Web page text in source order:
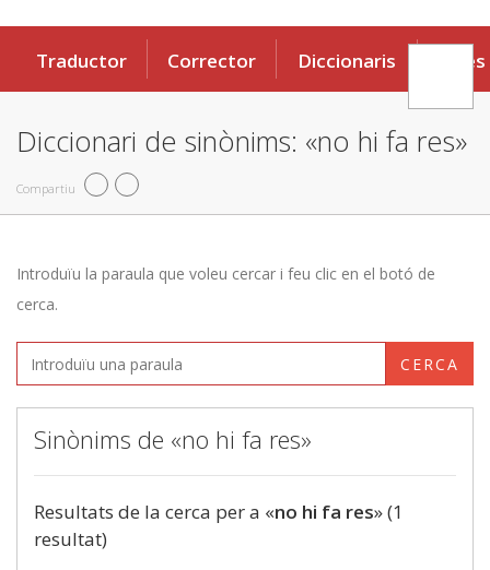
Traductor Corrector Diccionaris Eines
Diccionari de sinònims: «no hi fa res»
Compartiu
Introduïu la paraula que voleu cercar i feu clic en el botó de
cerca.
CERCA
Sinònims de «no hi fa res»
Resultats de la cerca per a «no hi fa res» (1
resultat)